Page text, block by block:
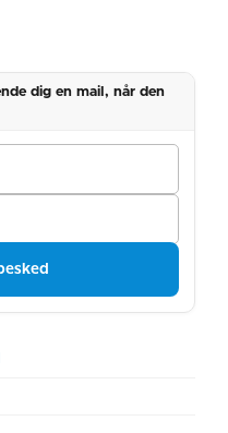
dig en mail, når den